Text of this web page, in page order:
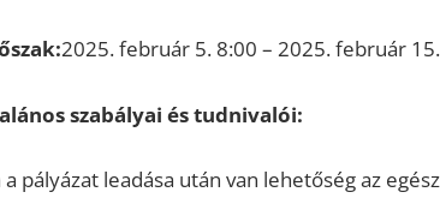
2025. február 5. 8:00 – 2025. február
szabályai és tudnivalói:
pályázat leadása után van lehetőség az